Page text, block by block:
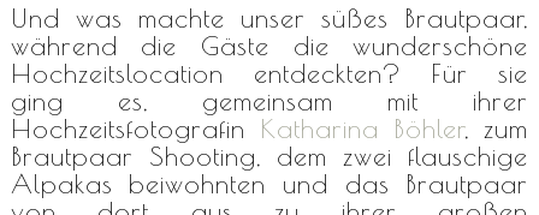
Und was machte unser süßes Brautpaar,
während die Gäste die wunderschöne
Hochzeitslocation entdeckten? Für sie
ging es, gemeinsam mit ihrer
Hochzeitsfotografin Katharina Böhler, zum
Brautpaar Shooting, dem zwei flauschige
Alpakas beiwohnten und das Brautpaar